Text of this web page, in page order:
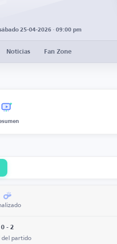
25-04-2026 · 09:00 pm
Noticias Fan Zone
0 - 2
partido